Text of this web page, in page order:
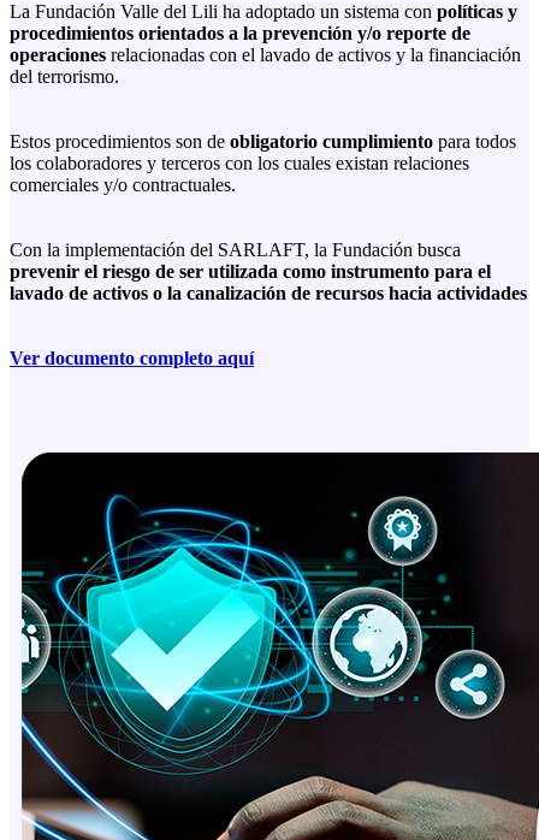
La Fundación Valle del Lili ha adoptado un sistema con políticas y
procedimientos orientados a la prevención y/o reporte de
operaciones relacionadas con el lavado de activos y la financiación
del terrorismo.
Estos procedimientos son de obligatorio cumplimiento para todos
los colaboradores y terceros con los cuales existan relaciones
comerciales y/o contractuales.
Con la implementación del SARLAFT, la Fundación busca
prevenir el riesgo de ser utilizada como instrumento para el
lavado de activos o la canalización de recursos hacia actividades
Ver documento completo aquí